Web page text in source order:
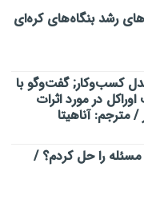
رشد بنگاه‌های کره‌ای‌
کسب‌و‌کار; گفت‌وگو با
در مورد اثرات
مترجم: آناهیتا
را حل کردم؟ /